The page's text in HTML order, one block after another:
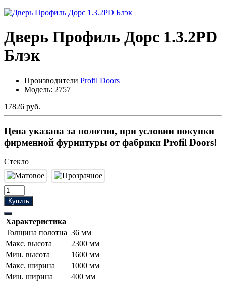
Дверь Профиль Дорс 1.3.2PD
Блэк
Производители Profil Doors
Модель: 2757
17826 руб.
Цена указана за полотно, при условии покупки
фирменной фурнитуры от фабрики Profil Doors!
Стекло
Купить
Характеристика
Толщина полотна 36 мм
Макс. высота
2300 мм
Мин. высота
1600 мм
Макс. ширина
1000 мм
Мин. ширина
400 мм